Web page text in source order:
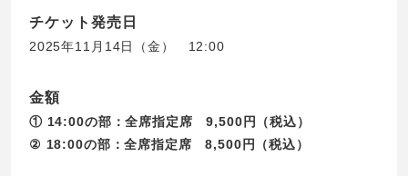
チケット発売日
2025年11月14日（金） 12:00
金額
① 14:00の部：全席指定席 9,500円（税込）
② 18:00の部：全席指定席 8,500円（税込）